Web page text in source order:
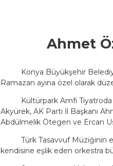
Ahmet
Konya Büyükşehir
Ramazan ayına özel olarak
Kültürpark Amfi
Akyürek, AK Parti İl Başkanı
Abdülmelik Ötegen ve Ercan
Türk Tasavvuf
kendisine eşlik eden orkestra